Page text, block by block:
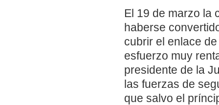
El 19 de marzo la
haberse
cubrir el enlace
esfuerzo muy
presidente de la
las fuerzas de
que salvo el